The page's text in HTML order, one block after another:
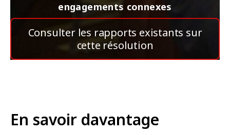
engagements connexes
Consulter les rapports existants sur
cette résolution
En savoir davantage